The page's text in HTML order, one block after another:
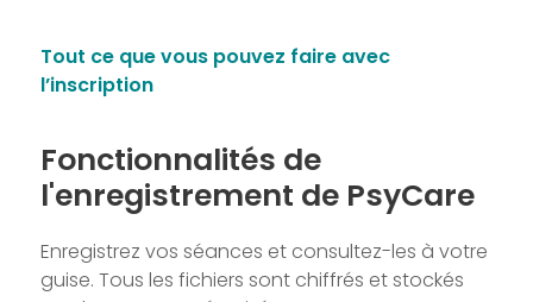
Tout ce que vous pouvez faire avec
l’inscription
Fonctionnalités de
l'enregistrement de PsyCare
Enregistrez vos séances et consultez-les à votre
guise. Tous les fichiers sont chiffrés et stockés